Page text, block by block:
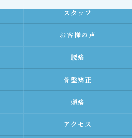
スタッフ
お客様の声
腰痛
骨盤矯正
頭痛
アクセス